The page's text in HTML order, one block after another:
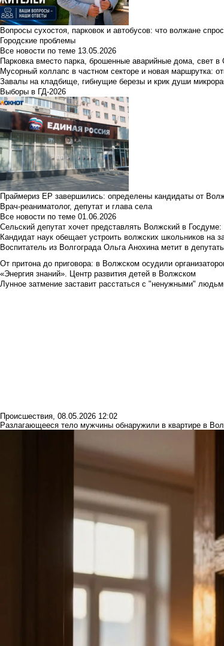
Вопросы сухостоя, парковок и автобусов: что волжане
Городские проблемы
Все новости по теме 13.05.2026
Парковка вместо парка, брошенные аварийные дома, свет
Мусорный коллапс в частном секторе и новая маршрутка:
Завалы на кладбище, гибнущие березы и крик души
Выборы в ГД-2026
Праймериз ЕР завершились: определены кандидаты от
Врач-реаниматолог, депутат и глава села
Все новости по теме 01.06.2026
Сельский депутат хочет представлять Волжский в
Кандидат наук обещает устроить волжских школьников на
Воспитатель из Волгограда Ольга Анохина метит в
От притона до приговора: в Волжском осудили
«Энергия знаний». Центр развития детей в Волжском
Лунное затмение заставит расстаться с "ненужными"
Происшествия, 08.05.2026 12:02
Разлагающееся тело мужчины обнаружили в квартире в